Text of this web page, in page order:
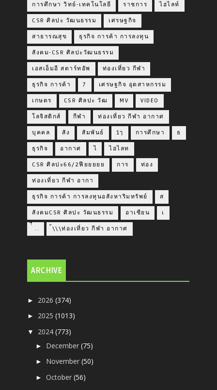
การศึกษา วิทย์-เทคโนโลยี ราชการ ไฮไลท์
CSR ศิลปะ วัฒนธรรม เศรษฐกิจ
สาธารณสุข ธุรกิจ การค้า การลงทุน
สังคม-CSR ศิลปะวัฒนธรรม
เอสเอ็มอี สตาร์ทอัพ ท่องเที่ยว กีฬา
ธุรกิจ การค้า 7 เศรษฐกิจ อุตสาหกรรม
เกษตร CSR ศิลปะ วัฒ MV VIDEO
โลจิสติกส์ กีฬา ท่องเที่ยว กีฬา อากาศ
บุคคล สัง สัมพันธ์ 1ๅ การศึกษา ธ
ธุรกิจ อากาศ ไ ไฮไลท
CSR ศิลปะ66/2ฟียยยยย การ ท่อง
ท่องเที่ยว กีฬา อากา
ธุรกิจ การค้า การลงทุนอสังหาริมทรัพย์ ส
สังคมCSR ศิลปะ วัฒนธรรม อาเซียน เ
่่ื​ .. ้\\\ท่องเที่ยว กีฬา อากาศ
ARCHIVE
► 2026(374)
► 2025(1013)
▼ 2024(773)
► December(75)
► November(50)
►October(56)